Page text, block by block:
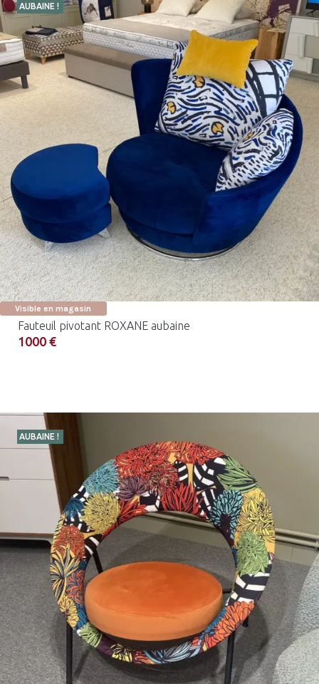
AUBAINE !
Visible en magasin
Fauteuil pivotant ROXANE aubaine
1000 €
AUBAINE !